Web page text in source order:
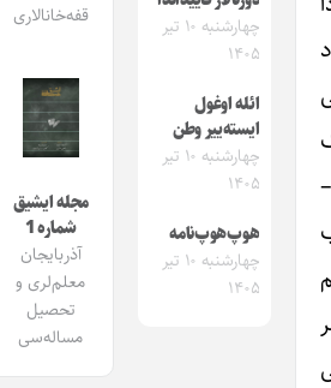
چهارشنبه ۱۰ تیر
۱۴۰۵
ائله اوغول
ایسته‌ییر وطن
چهارشنبه ۱۰ تیر
۱۴۰۵
هوپ‌هوپ‌نامه
چهارشنبه ۱۰ تیر
۱۴۰۵
قفه‌خانالاری
مجله ایشیق
شماره 1
آذربایجان
معلم‌لری و
تحصیل
مساله‌سی